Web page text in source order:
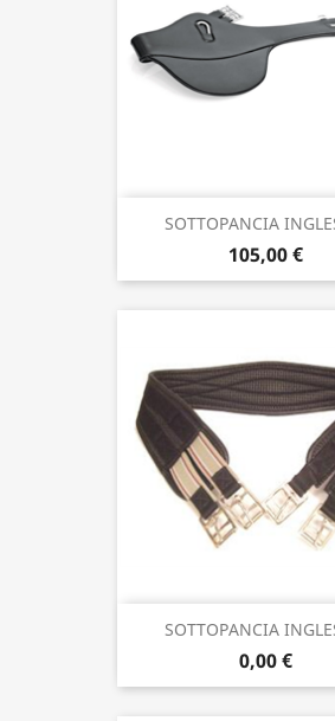
SOTTOPANCIA
105,00 €
SOTTOPANCIA
0,00 €